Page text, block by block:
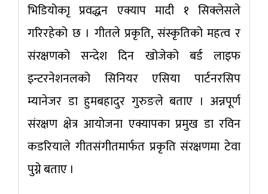
भिडियोकाृ प्रवद्धन एक्याप मादी १ सिक्लेसले
गरिरहेको छ । गीतले प्रकृति, संस्कृतिको महत्व र
संरक्षणको सन्देश दिन खोजेको बर्ड लाइफ
इन्टरनेशनलको सिनियर एसिया पार्टनरसिप
म्यानेजर डा हुमबहादुर गुरुङले बताए । अन्नपूर्ण
संरक्षण क्षेत्र आयोजना एक्यापका प्रमुख डा रविन
कडरियाले गीतसंगीतमार्फत प्रकृति संरक्षणमा टेवा
पुग्ने बताए ।